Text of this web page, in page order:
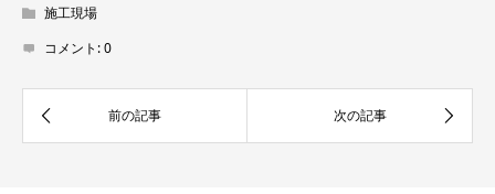
施工現場
コメント:0